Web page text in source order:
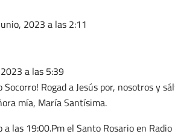
2023 a las 2:11
a las 5:39
Rogad a Jesús por, nosotros y
mía, María Santísima.
a las 19:00.Pm el Santo Rosario en